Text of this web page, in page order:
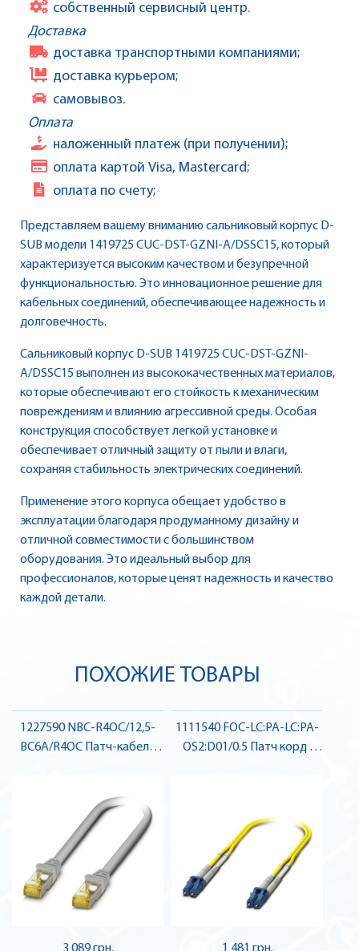
собственный сервисный центр.
Доставка
доставка транспортными компаниями;
доставка курьером;
самовывоз.
Оплата
наложенный платеж (при получении);
оплата картой Visa, Mastercard;
оплата по счету;
Представляем вашему вниманию сальниковый корпус D-
SUB модели 1419725 CUC-DST-GZNI-A/DSSC15, который
характеризуется высоким качеством и безупречной
функциональностью. Это инновационное решение для
кабельных соединений, обеспечивающее надежность и
долговечность.
Сальниковый корпус D-SUB 1419725 CUC-DST-GZNI-
A/DSSC15 выполнен из высококачественных материалов,
которые обеспечивают его стойкость к механическим
повреждениям и влиянию агрессивной среды. Особая
конструкция способствует легкой установке и
обеспечивает отличный защиту от пыли и влаги,
сохраняя стабильность электрических соединений.
Применение этого корпуса обещает удобство в
эксплуатации благодаря продуманному дизайну и
отличной совместимости с большинством
оборудования. Это идеальный выбор для
профессионалов, которые ценят надежность и качество
каждой детали.
ПОХОЖИЕ ТОВАРЫ
1227590 NBC-R4OC/12,5-
BC6A/R4OC Патч-кабель
1111540 FOC-LC:PA-LC:PA-
OS2:D01/0.5 Патч корд ,